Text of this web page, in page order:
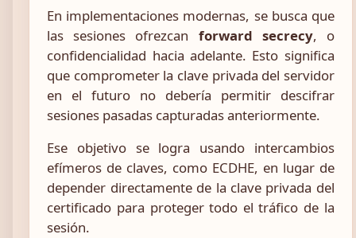
En implementaciones modernas, se busca que
las sesiones ofrezcan forward secrecy, o
confidencialidad hacia adelante. Esto significa
que comprometer la clave privada del servidor
en el futuro no debería permitir descifrar
sesiones pasadas capturadas anteriormente.
Ese objetivo se logra usando intercambios
efímeros de claves, como ECDHE, en lugar de
depender directamente de la clave privada del
certificado para proteger todo el tráfico de la
sesión.